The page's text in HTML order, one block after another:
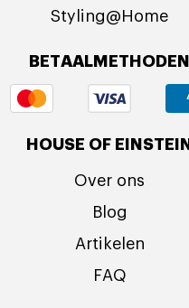
Styling@Home
BETAALMETHODEN
HOUSE OF EINSTEIN
Over ons
Blog
Artikelen
FAQ